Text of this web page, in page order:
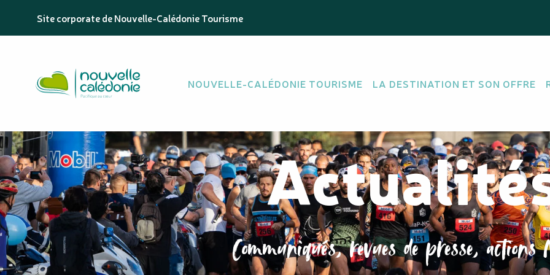
contenu
Site corporate de Nouvelle-Calédonie Tourisme
NOUVELLE-CALÉDONIE TOURISME LA DESTINATION ET SON OFFRE
Communiqués, revues de presse, actions